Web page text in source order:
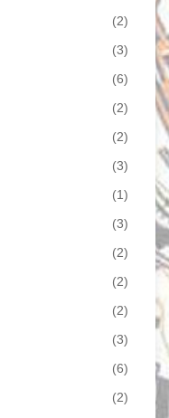
(2)
(3)
(6)
(2)
(2)
(3)
(1)
(3)
(2)
(2)
(2)
(3)
(6)
(2)